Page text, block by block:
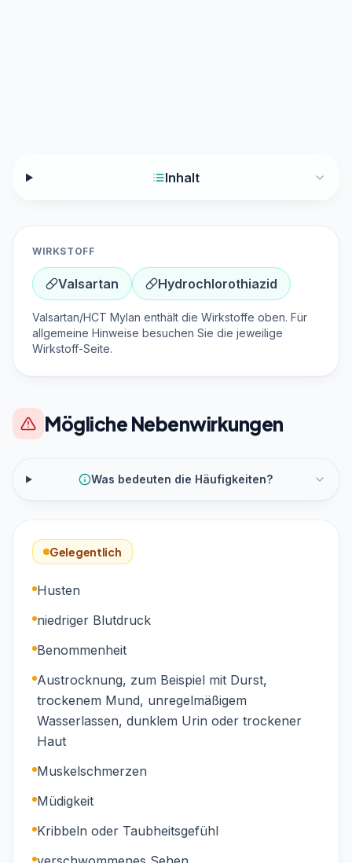
Inhalt
WIRKSTOFF
Valsartan Hydrochlorothiazid
Valsartan/HCT Mylan enthält die Wirkstoffe oben. Für
allgemeine Hinweise besuchen Sie die jeweilige
Wirkstoff-Seite.
Mögliche Nebenwirkungen
Was bedeuten die Häufigkeiten?
Gelegentlich
Husten
niedriger Blutdruck
Benommenheit
Austrocknung, zum Beispiel mit Durst,
trockenem Mund, unregelmäßigem
Wasserlassen, dunklem Urin oder trockener
Haut
Muskelschmerzen
Müdigkeit
Kribbeln oder Taubheitsgefühl